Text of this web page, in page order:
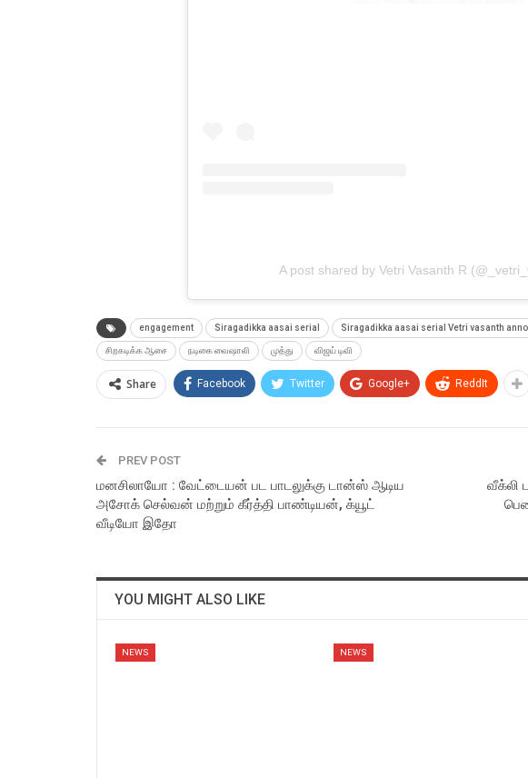
A post shared by Vetri Vasanth R
engagement Siragadikka aasai serial Siragadikka aasai serial Vetri vasanth
சிறகடிக்க ஆசை நடிகை வைஷாலி முத்து விஜய் டிவி
Share Facebook Twitter Google+ ReddIt
PREV POST
மனசிலாயோ : வேட்டையன் பட பாடலுக்கு டான்ஸ் ஆடிய
அசோக் செல்வன் மற்றும் கீர்த்தி பாண்டியன், க்யூட்
வீடியோ இதோ
வீக்லி
YOU MIGHT ALSO LIKE
NEWS NEWS